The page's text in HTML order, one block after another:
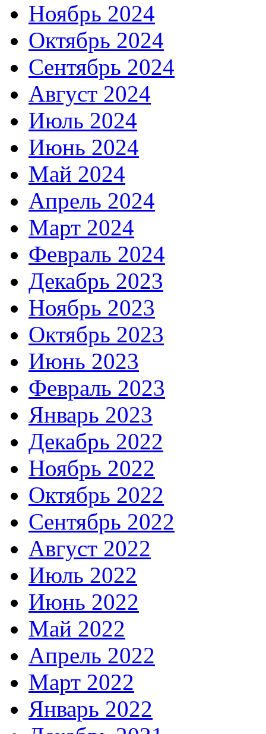
Ноябрь 2024
Октябрь 2024
Сентябрь 2024
Август 2024
Июль 2024
Июнь 2024
Май 2024
Апрель 2024
Март 2024
Февраль 2024
Декабрь 2023
Ноябрь 2023
Октябрь 2023
Июнь 2023
Февраль 2023
Январь 2023
Декабрь 2022
Ноябрь 2022
Октябрь 2022
Сентябрь 2022
Август 2022
Июль 2022
Июнь 2022
Май 2022
Апрель 2022
Март 2022
Январь 2022